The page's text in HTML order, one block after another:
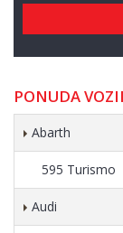
PONUDA
Abarth
595 Turismo
Audi